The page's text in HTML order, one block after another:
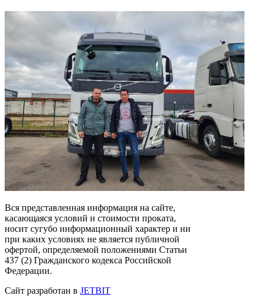
Вся представленная информация на сайте,
касающаяся условий и стоимости проката,
носит сугубо информационный характер и ни
при каких условиях не является публичной
офертой, определяемой положениями Статьи
437 (2) Гражданского кодекса Российской
Федерации.
Сайт разработан в JETBIT